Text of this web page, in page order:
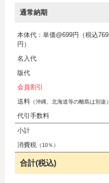
通常納期
本体代：単価@699円（税込769
円）
名入代
版代
会員割引
送料 （沖縄、北海道等の離島は別途）
代引手数料
小計
消費税 （10％）
合計(税込)